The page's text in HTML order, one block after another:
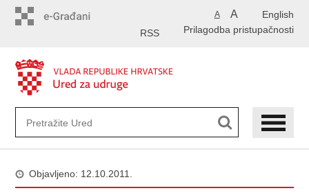
English
A A
Prilagodba pristupačnosti
RSS
Objavljeno: 12.10.2011.